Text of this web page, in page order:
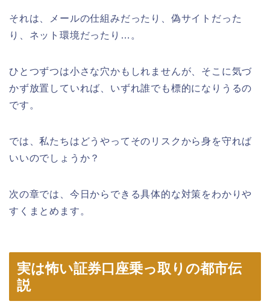
それは、メールの仕組みだったり、偽サイトだった
り、ネット環境だったり…。
ひとつずつは小さな穴かもしれませんが、そこに気づ
かず放置していれば、いずれ誰でも標的になりうるの
です。
では、私たちはどうやってそのリスクから身を守れば
いいのでしょうか？
次の章では、今日からできる具体的な対策をわかりや
すくまとめます。
実は怖い証券口座乗っ取りの都市伝
説